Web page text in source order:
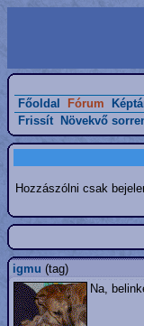
Főoldal Fórum
Frissít
Növekvő
Hozzászólni csak
igmu (tag)
Na,